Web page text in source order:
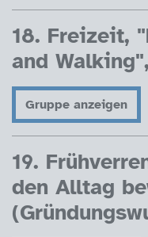
18. Freizeit,
and
Gruppe anzeigen
19.
den Alltag